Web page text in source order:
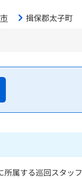
揖保郡太子町
属する巡回スタッフ